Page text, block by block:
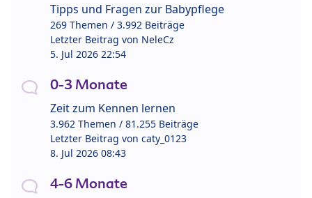
Tipps und Fragen zur Babypflege
269 Themen / 3.992 Beiträge
Letzter Beitrag von NeleCz
5. Jul 2026 22:54
0-3 Monate
Zeit zum Kennen lernen
3.962 Themen / 81.255 Beiträge
Letzter Beitrag von caty_0123
8. Jul 2026 08:43
4-6 Monate